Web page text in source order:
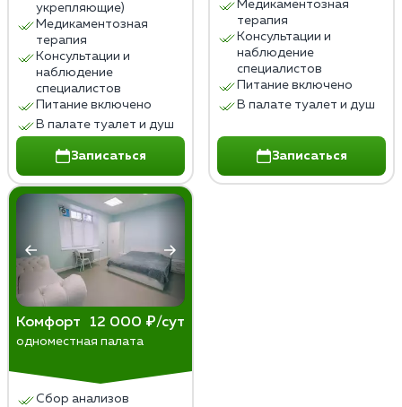
укрепляющие)
Медикаментозная
терапия
Консультации и
наблюдение
специалистов
Питание включено
В палате туалет и душ
Записаться
Медикаментозная
терапия
Консультации и
наблюдение
специалистов
Питание включено
В палате туалет и душ
Записаться
Комфорт 12 000 ₽/сут
одноместная палата
Сбор анализов